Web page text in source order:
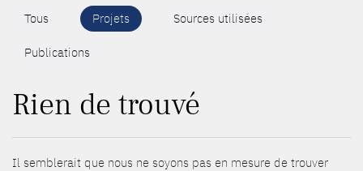
Tous Projets Sources utilisées
Publications
Rien de trouvé
Il semblerait que nous ne soyons pas en mesure de trouver